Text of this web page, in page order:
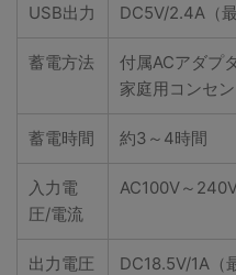
USB出力 DC5V/2.4A（最
蓄電方法
付属ACアダプ
家庭用コンセ
蓄電時間 約3～4時間
入力電
圧/電流
AC100V～
出力電圧 DC18.5V/1A（